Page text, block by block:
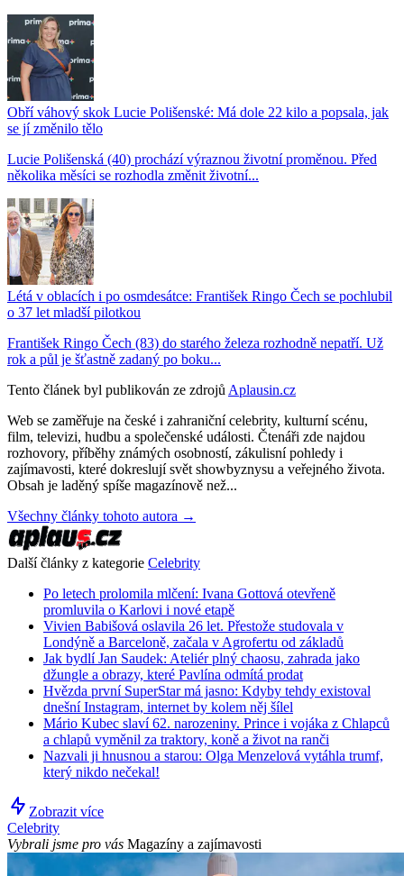
Obří váhový skok Lucie Polišenské: Má dole 22 kilo a popsala, jak
se jí změnilo tělo
Lucie Polišenská (40) prochází výraznou životní proměnou. Před
několika měsíci se rozhodla změnit životní...
Létá v oblacích i po osmdesátce: František Ringo Čech se pochlubil
o 37 let mladší pilotkou
František Ringo Čech (83) do starého železa rozhodně nepatří. Už
rok a půl je šťastně zadaný po boku...
Tento článek byl publikován ze zdrojů Aplausin.cz
Web se zaměřuje na české i zahraniční celebrity, kulturní scénu,
film, televizi, hudbu a společenské události. Čtenáři zde najdou
rozhovory, příběhy známých osobností, zákulisní pohledy i
zajímavosti, které dokreslují svět showbyznysu a veřejného života.
Obsah je laděný spíše magazínově než...
Všechny články tohoto autora →
Další články z kategorie Celebrity
Po letech prolomila mlčení: Ivana Gottová otevřeně
promluvila o Karlovi i nové etapě
Vivien Babišová oslavila 26 let. Přestože studovala v
Londýně a Barceloně, začala v Agrofertu od základů
Jak bydlí Jan Saudek: Ateliér plný chaosu, zahrada jako
džungle a obrazy, které Pavlína odmítá prodat
Hvězda první SuperStar má jasno: Kdyby tehdy existoval
dnešní Instagram, internet by kolem něj šílel
Mário Kubec slaví 62. narozeniny. Prince i vojáka z Chlapců
a chlapů vyměnil za traktory, koně a život na ranči
Nazvali ji hnusnou a starou: Olga Menzelová vytáhla trumf,
který nikdo nečekal!
Zobrazit více
Celebrity
Vybrali jsme pro vás Magazíny a zajímavosti